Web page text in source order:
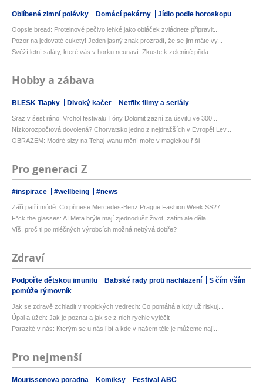
Oblíbené zimní polévky Domácí pekárny Jídlo podle horoskopu
Oopsie bread: Proteinové pečivo lehké jako obláček zvládnete připravit...
Pozor na jedovaté cukety! Jeden jasný znak prozradí, že se jim máte vy...
Svěží letní saláty, které vás v horku neunaví: Zkuste k zelenině přida...
Hobby a zábava
BLESK Tlapky Divoký kačer Netflix filmy a seriály
Sraz v šest ráno. Vrchol festivalu Tóny Dolomit zazní za úsvitu ve 300...
Nízkorozpočtová dovolená? Chorvatsko jedno z nejdražších v Evropě! Lev...
OBRAZEM: Modré slzy na Tchaj-wanu mění moře v magickou říši
Pro generaci Z
#inspirace #wellbeing #news
Září patří módě: Co přinese Mercedes-Benz Prague Fashion Week SS27
F*ck the glasses: AI Meta brýle mají zjednodušit život, zatím ale děla...
Víš, proč ti po mléčných výrobcích možná nebývá dobře?
Zdraví
Podpořte dětskou imunitu Babské rady proti nachlazení
S čím vším
pomůže rýmovník
Jak se zdravě zchladit v tropických vedrech: Co pomáhá a kdy už riskuj...
Úpal a úžeh: Jak je poznat a jak se z nich rychle vyléčit
Parazité v nás: Kterým se u nás líbí a kde v našem těle je můžeme nají...
Pro nejmenší
Mourissonova poradna Komiksy Festival ABC